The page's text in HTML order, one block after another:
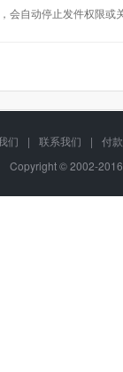
会自动停止发件权限或
们 | 联系我们 |
付
Copyright © 2002-